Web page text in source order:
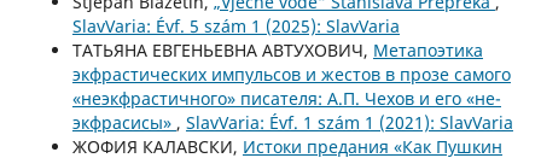
SlavVaria: Évf. 5 szám 1 (2025): SlavVaria
ТАТЬЯНА ЕВГЕНЬЕВНА АВТУХОВИЧ, Метапоэтика
экфрастических импульсов и жестов в прозе самого
«неэкфрастичного» писателя: А.П. Чехов и его «не-
экфрасисы» , SlavVaria: Évf. 1 szám 1 (2021): SlavVaria
ЖОФИЯ КАЛАВСКИ, Истоки предания «Как Пушкин